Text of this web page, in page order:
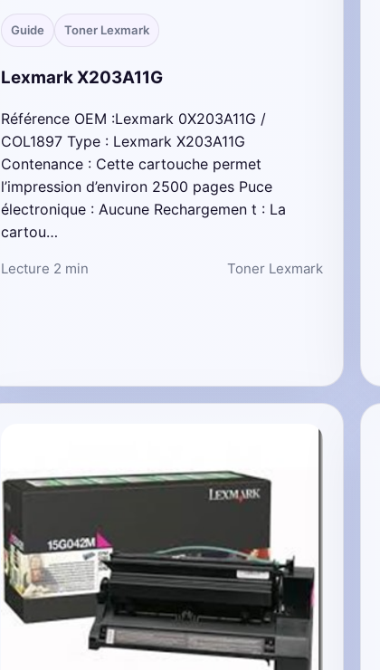
Guide Toner Lexmark
Lexmark X203A11G
Référence OEM :Lexmark 0X203A11G /
COL1897 Type : Lexmark X203A11G
Contenance : Cette cartouche permet
l’impression d’environ 2500 pages Puce
électronique : Aucune Rechargemen t : La
cartou…
Lecture 2 min Toner Lexmark